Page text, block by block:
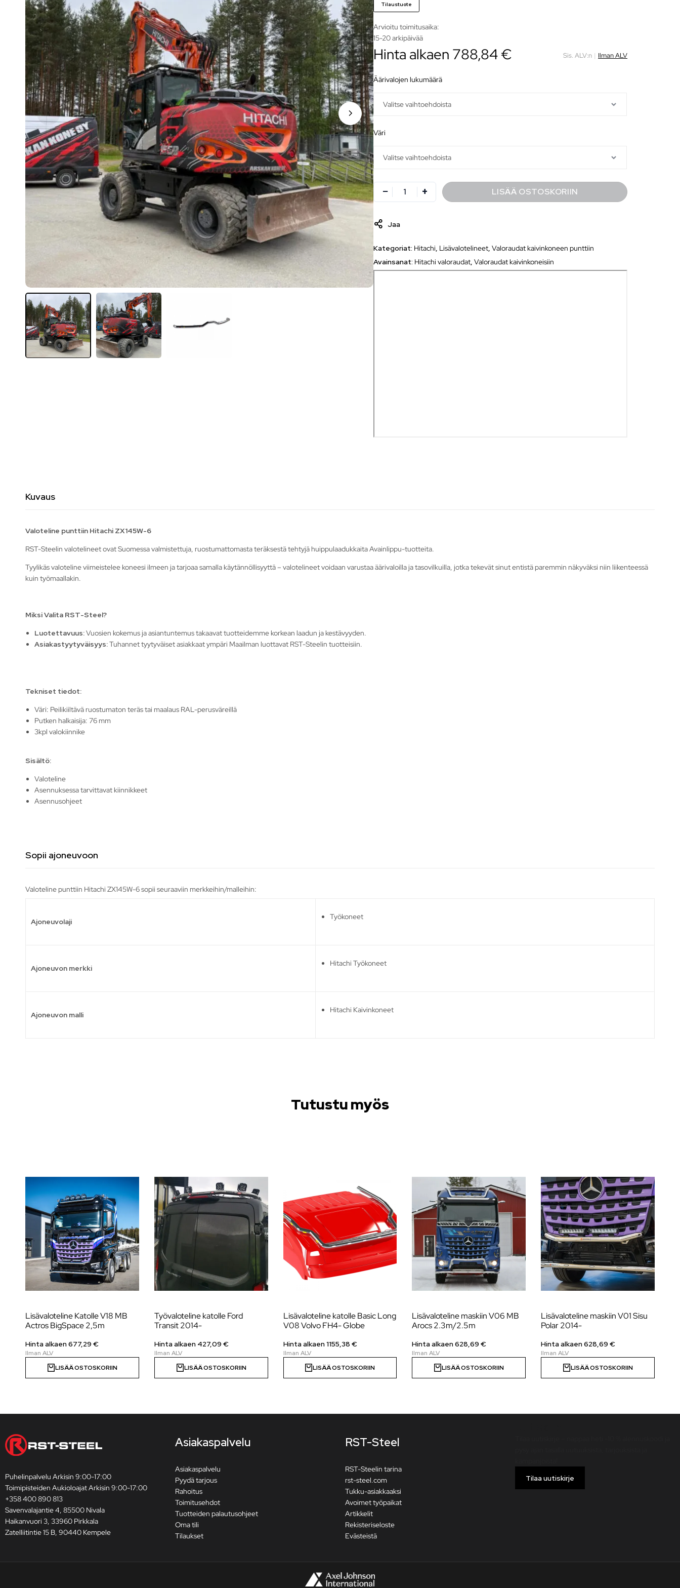
Tilaustuote
Arvioitu toimitusaika:
15-20 arkipäivää
Hinta alkaen 788,84€ Sis. ALV:n | Ilman ALV
äärivalojen lukumäärä
väri
LISÄÄ OSTOSKORIIN
Jaa
Kategoriat: Hitachi Lisävalotelineet ,Valoraudat kaivinkoneen punttiin
Avainsanat: Hitachi valoraudat ,Valoraudat kaivinkoneisiin
Kuvaus
Valoteline punttiin Hitachi ZX145W-6
RST-Steelin valotelineet ovat Suomessa valmistettuja, ruostumattomasta teräksestä tehtyjä huippulaadukkaita Avainlippu-tuotteita.
Tyylikäs valoteline viimeistelee koneesi ilmeen ja tarjoaa samalla käytännöllisyyttä – valotelineet voidaan varustaa äärivaloilla ja tasovilkuilla, jotka tekevät sinut entistä paremmin näkyväksi niin liikenteessä
kuin työmaallakin.
Miksi Valita RST-Steel?
Luotettavuus:Vuosien kokemus ja asiantuntemus takaavat tuotteidemme korkean laadun ja kestävyyden.
Asiakastyytyväisyys:Tuhannet tyytyväiset asiakkaat ympäri Maailman luottavat RST-Steelin tuotteisiin.
Tekniset tiedot:
Väri: Peilikiiltävä ruostumaton teräs tai maalaus RAL-perusväreillä
Putken halkaisija: 76 mm
3kpl valokiinnike
Sisältö:
Valoteline
Asennuksessa tarvittavat kiinnikkeet
Asennusohjeet
Sopii ajoneuvoon
Valoteline punttiin Hitachi ZX145W-6 sopii seuraaviin merkkeihin/malleihin:
Ajoneuvolaji
Työkoneet
Ajoneuvon merkki
Hitachi Työkoneet
Ajoneuvon malli
Hitachi Kaivinkoneet
Tutustu myös
Lisävaloteline Katolle V18 MB
Actros BigSpace 2,5m
Hinta alkaen677,29 €
LISÄÄ OSTOSKORIIN
Työvaloteline katolle Ford
Transit 2014-
Hinta alkaen 427,09 €
LISÄÄ OSTOSKORIIN
Lisävaloteline katolle Basic Long
V08 Volvo FH4- Globe
Hinta alkaen1155,38 €
LISÄÄ OSTOSKORIIN
Lisävaloteline maskiin V06 MB
Arocs 2.3m/2.5m
Hinta alkaen628,69€
LISÄÄ OSTOSKORIIN
Lisävaloteline maskiin V01 Sisu
Polar 2014-
Hinta alkaen628,69€
LISÄÄ OSTOSKORIIN
Puhelinpalvelu Arkisin 9:00-17:00
Toimipisteiden Aukioloajat Arkisin 9:00-17:00
+358 400 890 813
Savenvalajantie 4, 85500 Nivala
Haikanvuori 3, 33960 Pirkkala
Zatelliitintie 15 B, 90440 Kempele
Asiakaspalvelu
Asiakaspalvelu
Pyydä tarjous
Rahoitus
Toimitusehdot
Tuotteiden palautusohjeet
Oma tili
Tilaukset
RST-Steel
RST-Steelin tarina
rst-steel.com
Tukku-asiakkaaksi
Avoimet työpaikat
Artikkelit
Rekisteriseloste
Evästeistä
Tilaa uutiskirje